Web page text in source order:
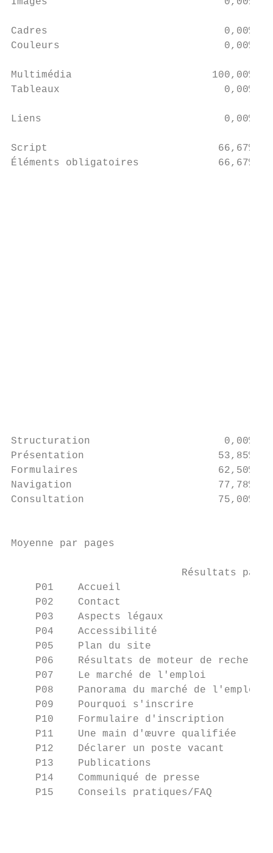
Cadres                             0,00%
Couleurs                           0,00%
Multimédia                       100,00%
Tableaux                           0,00%
Liens                              0,00%
Script                            66,67%
Éléments obligatoires             66,67%
Structuration                      0,00%
Présentation                      53,85%
Formulaires                       62,50%
Navigation                        77,78%
Consultation                      75,00%
Moyenne par pages
Résultats par
P01    Accueil
P02    Contact
P03    Aspects légaux
P04    Accessibilité
P05    Plan du site
P06    Résultats de moteur de
P07    Le marché de l'emploi
P08    Panorama du marché de l'emploi
P09    Pourquoi s'inscrire
P10    Formulaire d'inscription
P11    Une main d'œuvre qualifiée
P12    Déclarer un poste vacant
P13    Publications
P14    Communiqué de presse
P15    Conseils pratiques/FAQ